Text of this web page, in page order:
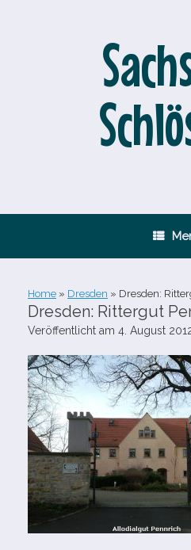
Home » Dresden » Dresden:
Dresden: Rittergut
Veröffentlicht am 4. August